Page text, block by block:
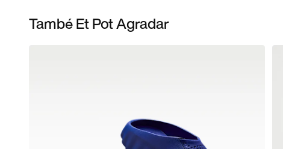
També Et Pot Agradar